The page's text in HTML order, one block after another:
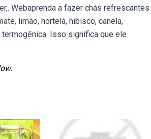
Webaprenda a fazer chás refrescantes
limão, hortelã, hibisco, canela,
Isso significa que ele